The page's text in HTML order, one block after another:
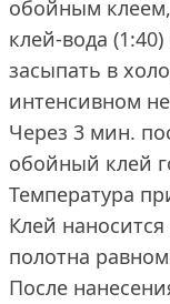
обойным
клей-вода
засыпать в
интенсивном
Через 3 мин.
обойный клей
Температура
Клей
полотна
После